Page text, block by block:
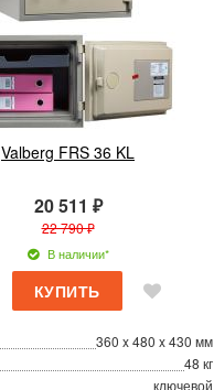
Valberg FRS 36 KL
20 511 ₽
22 790 ₽
В наличии*
360 x 480 x 430 мм
48 кг
ключевой